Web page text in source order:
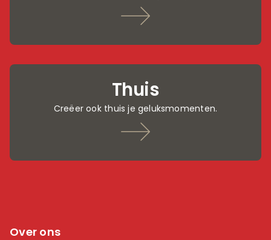
Thuis
Creëer ook thuis je geluksmomenten.
Over ons